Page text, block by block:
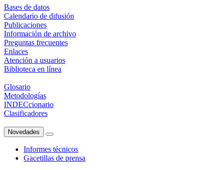
Bases de datos
Calendario de difusión
Publicaciones
Información de archivo
Preguntas frecuentes
Enlaces
Atención a usuarios
Biblioteca en línea
Glosario
Metodologías
INDECcionario
Clasificadores
Novedades
Informes técnicos
Gacetillas de prensa